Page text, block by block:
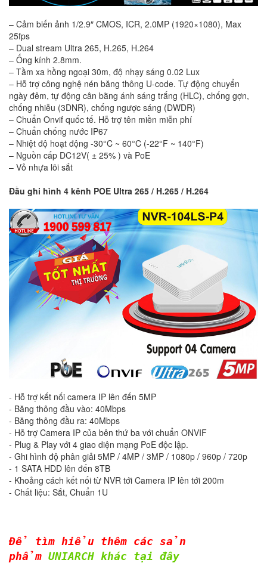
– Cảm biến ảnh 1/2.9″ CMOS, ICR, 2.0MP (1920×1080), Max
25fps
– Dual stream Ultra 265, H.265, H.264
– Ống kính 2.8mm.
– Tầm xa hồng ngoại 30m, độ nhạy sáng 0.02 Lux
– Hỗ trợ công nghệ nén băng thông U-code. Tự động chuyển
ngày đêm, tự động cân bằng ánh sáng trắng (HLC), chống gợn,
chống nhiễu (3DNR), chống ngược sáng (DWDR)
– Chuẩn Onvif quốc tế. Hỗ trợ tên miền miễn phí
– Chuẩn chống nước IP67
– Nhiệt độ hoạt động -30°C ~ 60°C (-22°F ~ 140°F)
– Nguồn cấp DC12V( ± 25% ) và PoE
– Vỏ nhựa lõi sắt
Đầu ghi hình 4 kênh POE Ultra 265 / H.265 / H.264
- Hỗ trợ kết nối camera IP lên đến 5MP
- Băng thông đầu vào: 40Mbps
- Băng thông đầu ra: 40Mbps
- Hỗ trợ Camera IP của bên thứ ba với chuẩn ONVIF
- Plug & Play với 4 giao diện mạng PoE độc lập.
- Ghi hình độ phân giải 5MP / 4MP / 3MP / 1080p / 960p / 720p
- 1 SATA HDD lên đến 8TB
- Khoảng cách kết nối từ NVR tới Camera IP lên tới 200m
- Chất liệu: Sắt, Chuẩn 1U
Để tìm hiểu thêm các sản
phẩm UNIARCH khác tại đây